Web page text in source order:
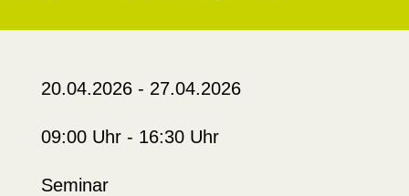
20.04.2026 - 27.04.2026
09:00 Uhr - 16:30 Uhr
Seminar